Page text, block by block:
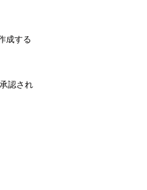
成する
認され
こと
しい